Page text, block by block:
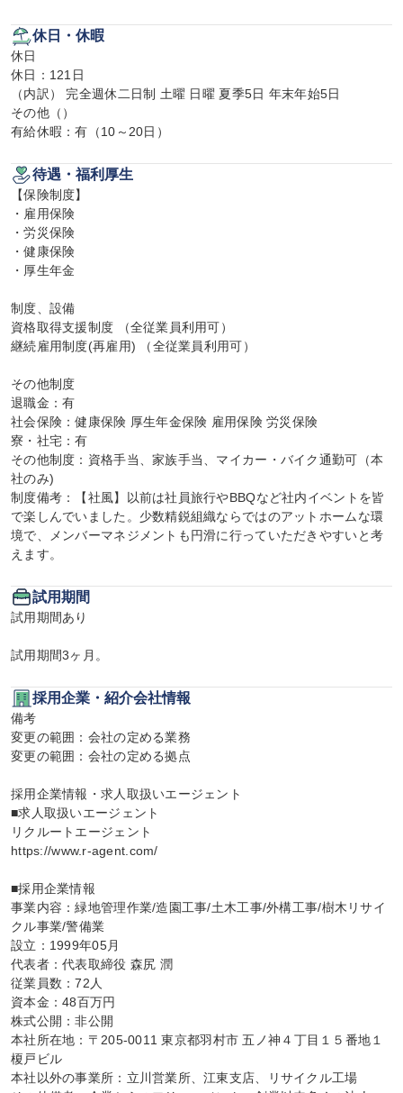
休日・休暇
休日
休日：121日
（内訳） 完全週休二日制 土曜 日曜 夏季5日 年末年始5日
その他（）
有給休暇：有（10～20日）
待遇・福利厚生
【保険制度】
・雇用保険
・労災保険
・健康保険
・厚生年金
制度、設備
資格取得支援制度 （全従業員利用可）
継続雇用制度(再雇用) （全従業員利用可）
その他制度
退職金：有
社会保険：健康保険 厚生年金保険 雇用保険 労災保険
寮・社宅：有
その他制度：資格手当、家族手当、マイカー・バイク通勤可（本
社のみ)
制度備考：【社風】以前は社員旅行やBBQなど社内イベントを皆
で楽しんでいました。少数精鋭組織ならではのアットホームな環
境で、メンバーマネジメントも円滑に行っていただきやすいと考
えます。
試用期間
試用期間あり
試用期間3ヶ月。
採用企業・紹介会社情報
備考
変更の範囲：会社の定める業務
変更の範囲：会社の定める拠点
採用企業情報・求人取扱いエージェント
■求人取扱いエージェント
リクルートエージェント
https://www.r-agent.com/
■採用企業情報
事業内容：緑地管理作業/造園工事/土木工事/外構工事/樹木リサイ
クル事業/警備業
設立：1999年05月
代表者：代表取締役 森尻 潤
従業員数：72人
資本金：48百万円
株式公開：非公開
本社所在地：〒205-0011 東京都羽村市 五ノ神４丁目１５番地１
榎戸ビル
本社以外の事業所：立川営業所、江東支店、リサイクル工場